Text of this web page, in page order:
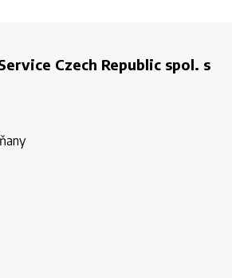
Czech Republic spol. s